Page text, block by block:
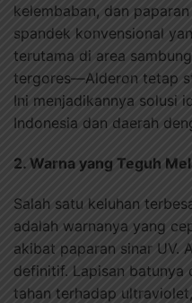
kelembaban, dan
spandek konvensional
terutama di area
tergores—Alderon tetap
Ini menjadikannya solusi
Indonesia dan daerah
2. Warna yang Teguh
Salah satu keluhan
adalah warnanya yang
akibat paparan sinar UV.
definitif. Lapisan batunya
tahan terhadap